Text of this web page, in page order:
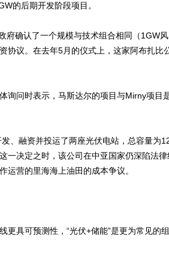
的后期开发阶段项目。
确认了一个规模与技术组合相同（1GW
协议。在去年5月的仪式上，这家阿布扎比
问时表示，马斯达尔的项目与Mirny项目
融资并投运了两座光伏电站，总容量为
一决定之时，该公司在中亚国家仍深陷法
运营的里海海上油田的成本争议。
具可预测性，“光伏+储能”是更为常见的